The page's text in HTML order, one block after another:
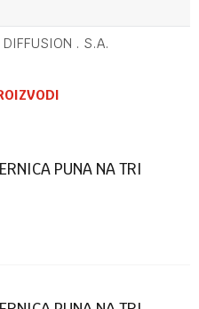
DIFFUSION . S.A.
PUNA NA TRI
KITTY